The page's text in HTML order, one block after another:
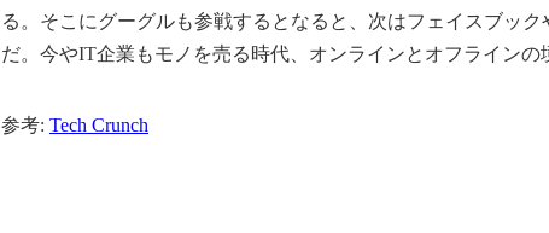
る。そこにグーグルも参戦するとなると、次はフェイスブッ
だ。今やIT企業もモノを売る時代、オンラインとオフラインの
参考: Tech Crunch